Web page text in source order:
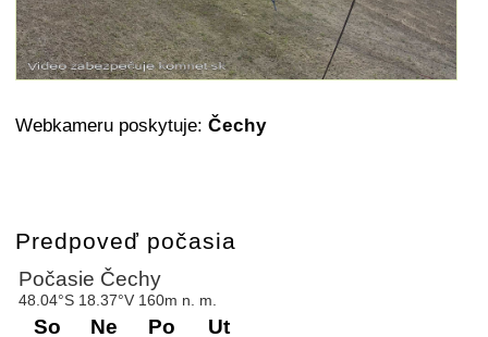
Webkameru poskytuje: Čechy
Predpoveď počasia